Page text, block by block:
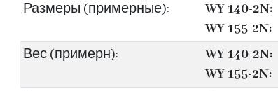
Размеры (примерные):
WY 140-2N:
WY 155-2N:
Вес (примерн):
WY 140-2N:
WY 155-2N: